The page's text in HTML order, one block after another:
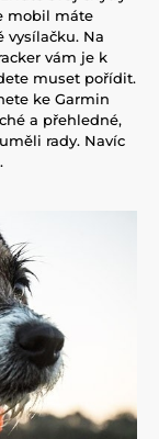
mobil máte
vysílačku. Na
vám je k
muset pořídit.
ke Garmin
a přehledné,
rady. Navíc